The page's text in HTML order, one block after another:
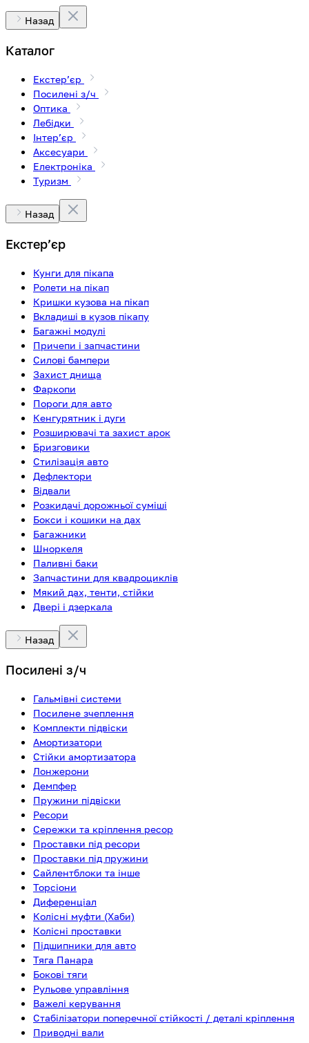
Назад
Каталог
Екстерʼєр
Посилені з/ч
Оптика
Лебідки
Інтерʼєр
Аксесуари
Електроніка
Туризм
Назад
Екстерʼєр
Кунги для пікапа
Ролети на пікап
Кришки кузова на пікап
Вкладиші в кузов пікапу
Багажні модулі
Причепи і запчастини
Силові бампери
Захист днища
Фаркопи
Пороги для авто
Кенгурятник і дуги
Розширювачі та захист арок
Бризговики
Стилізація авто
Дефлектори
Відвали
Розкидачі дорожньої суміші
Бокси і кошики на дах
Багажники
Шноркеля
Паливні баки
Запчастини для квадроциклів
Мякий дах, тенти, стійки
Двері і дзеркала
Назад
Посилені з/ч
Гальмівні системи
Посилене зчеплення
Комплекти підвіски
Амортизатори
Стійки амортизатора
Лонжерони
Демпфер
Пружини підвіски
Ресори
Сережки та кріплення ресор
Проставки під ресори
Проставки під пружини
Сайлентблоки та інше
Торсіони
Диференціал
Колісні муфти (Хаби)
Колісні проставки
Підшипники для авто
Тяга Панара
Бокові тяги
Рульове управління
Важелі керування
Стабілізатори поперечної стійкості / деталі кріплення
Приводні вали